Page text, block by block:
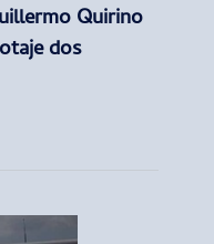
Quirino
dos